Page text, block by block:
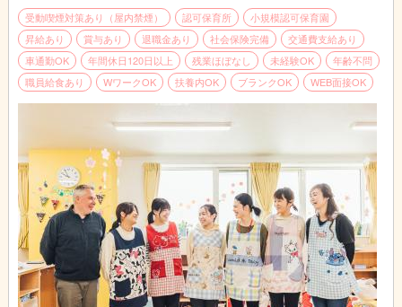
受動喫煙対策あり（屋内禁煙） 認可保育所
小規模認可保育園
昇給あり
賞与あり 退職金あり 社会保険完備
交通費支給あり
車通勤OK
年間休日120日以上 残業ほぼなし 未経験OK
年齢不問
職員給食あり
WワークOK 扶養内OK ブランクOK WEB面接OK